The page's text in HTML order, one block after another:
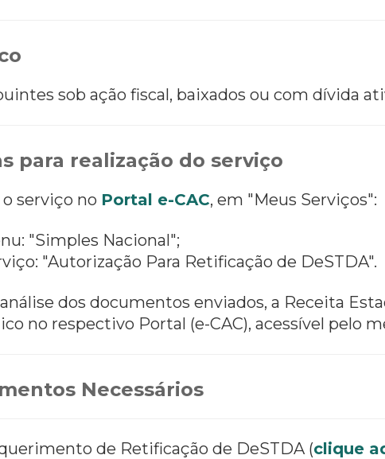
sob ação fiscal, baixados ou com dívida
para realização do serviço
o serviço no Portal e-CAC, em "Meus Serviços":
"Simples Nacional";
"Autorização Para Retificação de DeSTDA".
dos documentos enviados, a Receita
no respectivo Portal (e-CAC), acessível pelo
Necessários
de Retificação de DeSTDA (clique